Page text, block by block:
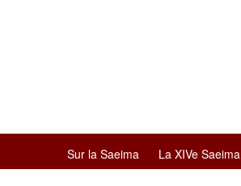
Sur la Saeima La XIVe Saeima